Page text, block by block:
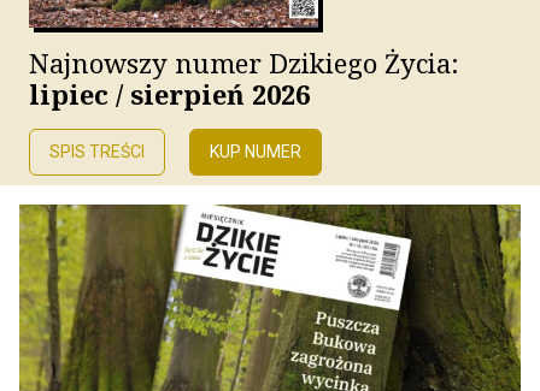
Najnowszy numer Dzikiego Życia:
lipiec / sierpień 2026
SPIS TREŚCI KUP NUMER